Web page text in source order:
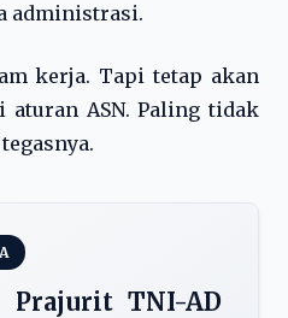
administrasi.
kerja. Tapi tetap akan
aturan ASN. Paling tidak
Prajurit TNI-AD